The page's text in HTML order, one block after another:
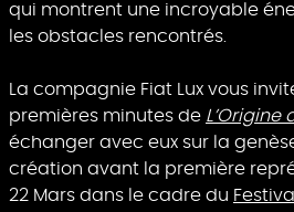
qui montrent une incroyable
les obstacles rencontrés.
La compagnie Fiat Lux vous
premières minutes de L’Origine
échanger avec eux sur la
création avant la première
22 Mars dans le cadre du